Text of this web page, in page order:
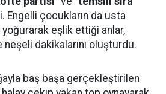
Engelli çocukların da usta
eşlik ettiği anlar,
dakikalarını oluşturdu.
baş başa gerçekleştirilen